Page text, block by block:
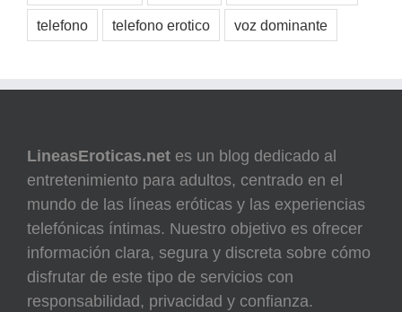
telefono telefono erotico voz dominante
LineasEroticas.net es un blog dedicado al
entretenimiento para adultos, centrado en el
mundo de las líneas eróticas y las experiencias
telefónicas íntimas. Nuestro objetivo es ofrecer
información clara, segura y discreta sobre cómo
disfrutar de este tipo de servicios con
responsabilidad, privacidad y confianza.